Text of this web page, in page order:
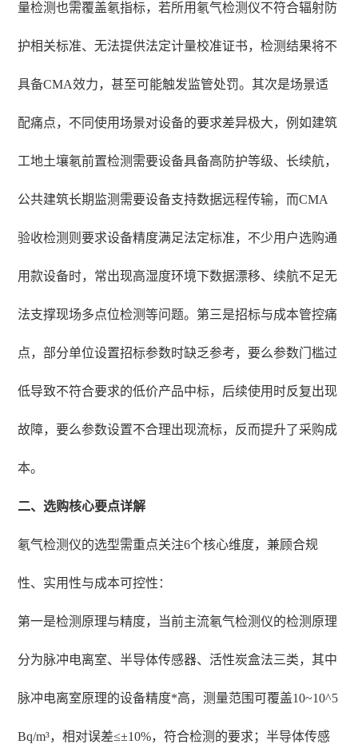
量检测也需覆盖氡指标，若所用氡气检测仪不符合辐射防
护相关标准、无法提供法定计量校准证书，检测结果将不
具备CMA效力，甚至可能触发监管处罚。其次是场景适
配痛点，不同使用场景对设备的要求差异极大，例如建筑
工地土壤氡前置检测需要设备具备高防护等级、长续航，
公共建筑长期监测需要设备支持数据远程传输，而CMA
验收检测则要求设备精度满足法定标准，不少用户选购通
用款设备时，常出现高湿度环境下数据漂移、续航不足无
法支撑现场多点位检测等问题。第三是招标与成本管控痛
点，部分单位设置招标参数时缺乏参考，要么参数门槛过
低导致不符合要求的低价产品中标，后续使用时反复出现
故障，要么参数设置不合理出现流标，反而提升了采购成
本。
二、选购核心要点详解
氡气检测仪的选型需重点关注6个核心维度，兼顾合规
性、实用性与成本可控性：
第一是检测原理与精度，当前主流氡气检测仪的检测原理
分为脉冲电离室、半导体传感器、活性炭盒法三类，其中
脉冲电离室原理的设备精度*高，测量范围可覆盖10~10^5
Bq/m³，相对误差≤±10%，符合检测的要求；半导体传感